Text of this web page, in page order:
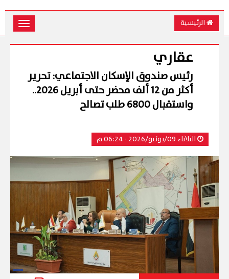
الرئيسية
Toggle
عقاري
رئيس صندوق الإسكان الاجتماعي: تحرير
أكثر من 12 ألف محضر حتى أبريل 2026..
واستقبال 6800 طلب تصالح
الثلاثاء 09/يونيو/2026 - 06:24 م